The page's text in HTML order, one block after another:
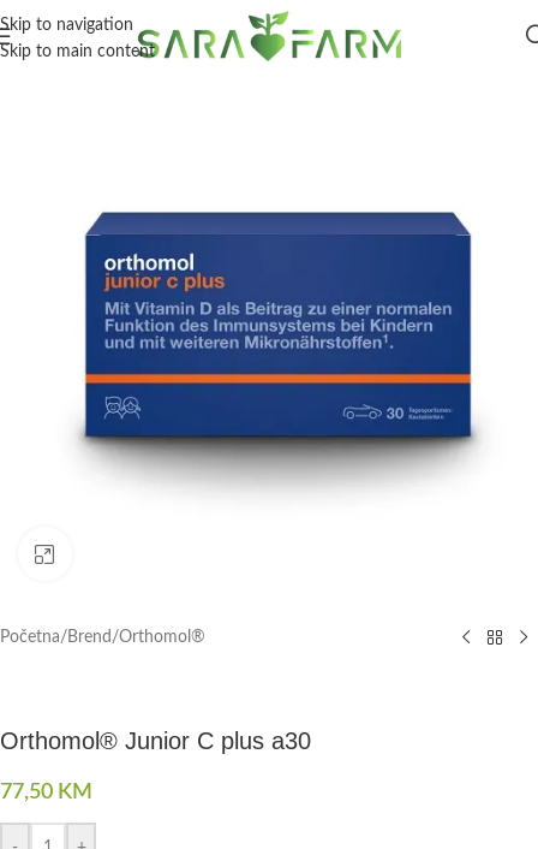
Skip to navigation
Skip to main content
Početna/ Brend /Orthomol®
Orthomol® Junior C plus a30
77,50 KM